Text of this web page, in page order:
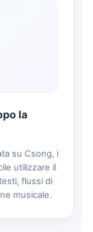
la
su Csong, i
utilizzare il
flussi di
musicale.